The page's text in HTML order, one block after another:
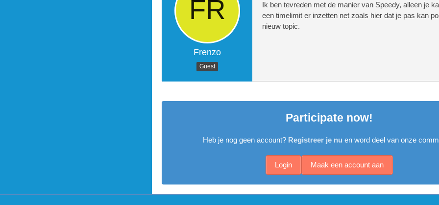
Frenzo
Guest
Ik ben tevreden met de manier van Speedy, alleen je
een timelimit er inzetten net zoals hier dat je pas kan
nieuw topic.
Participate now!
Heb je nog geen account? Registreer je nu en word deel van onze
Maak een account aan
Login